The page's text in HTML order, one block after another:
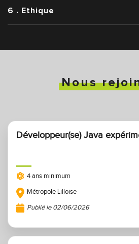
6 . Ethique
Nous
Développeur(se) Java
4 ans minimum
Métropole Lilloise
Publié le 02/06/2026